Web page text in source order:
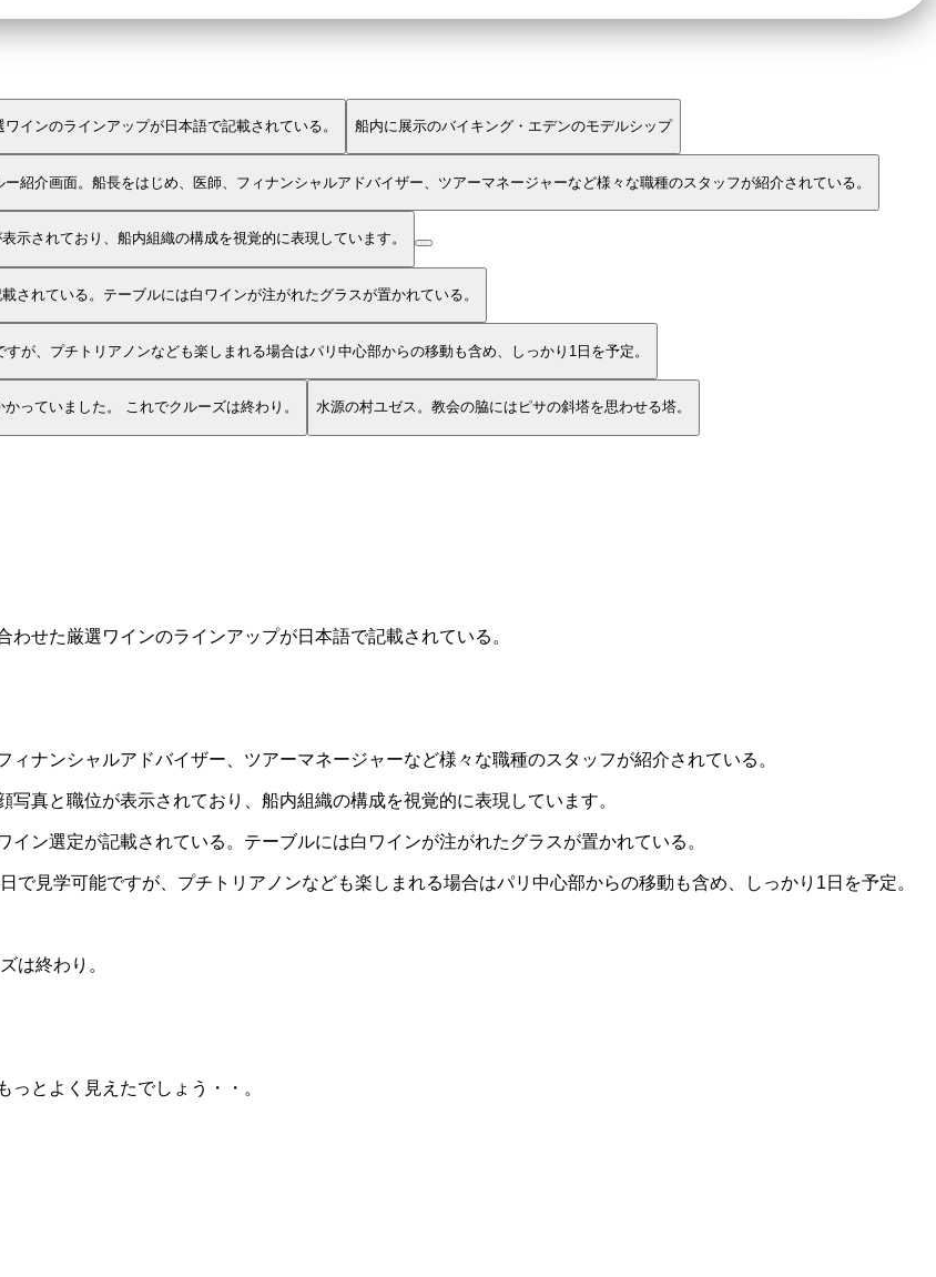
インのラインアップが日本語で記載されている。 船内に展示のバイキング・エデンのモデルシップ
紹介画面。船長をはじめ、医師、フィナンシャルアドバイザー、ツアーマネージャーなど様々な職種のスタッフが紹介されている。
されており、船内組織の構成を視覚的に表現しています。
れている。テーブルには白ワインが注がれたグラスが置かれている。
が、プチトリアノンなども楽しまれる場合はパリ中心部からの移動も含め、しっかり1日を予定。
っていました。 これでクルーズは終わり。 水源の村ユゼス。教会の脇にはピサの斜塔を思わせる塔。
せた厳選ワインのラインアップが日本語で記載されている。
ナンシャルアドバイザー、ツアーマネージャーなど様々な職種のスタッフが紹介されている。
真と職位が表示されており、船内組織の構成を視覚的に表現しています。
ン選定が記載されている。テーブルには白ワインが注がれたグラスが置かれている。
見学可能ですが、プチトリアノンなども楽しまれる場合はパリ中心部からの移動も含め、しっかり1日を予定。
は終わり。
とよく見えたでしょう・・。